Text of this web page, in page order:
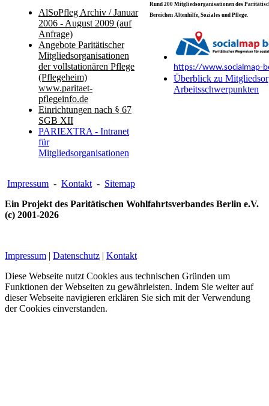
AlSoPfleg Archiv / Januar
2006 - August 2009 (auf
Anfrage)
Angebote Paritätischer
Mitgliedsorganisationen
der vollstationären Pflege
(Pflegeheim)
www.paritaet-
pflegeinfo.de
Einrichtungen nach § 67
SGB XII
PARIEXTRA - Intranet
für
Mitgliedsorganisationen
Rund 200 Mitgliedsorganisationen des
Bereichen Altenhilfe, Soziales und Pflege.
https://www.socialmap-
Überblick zu
Arbeitsschwerpunkten
Impressum - Kontakt - Sitemap
Ein Projekt des Paritätischen Wohlfahrtsverbandes Berlin e.V.
(c) 2001-2026
Impressum | Datenschutz | Kontakt
Diese Webseite nutzt Cookies aus technischen Gründen um
Funktionen der Webseiten zu gewährleisten. Indem Sie weiter auf
dieser Webseite navigieren erklären Sie sich mit der Verwendung
der Cookies einverstanden.